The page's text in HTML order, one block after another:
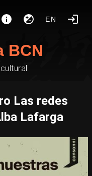
EN
BCN
Las redes
Lafarga